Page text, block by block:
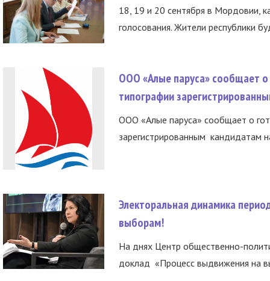
18, 19 и 20 сентября в Мордовии,
голосования. Жители республики
ООО «Алые паруса» сообщает о
типографии
ООО «Алые паруса» сообщает о
зарегистрированным кандидатам
Электоральная динамика
выборам!
На днях Центр общественно-
доклад «Процесс выдвижения на